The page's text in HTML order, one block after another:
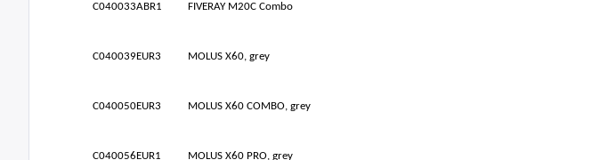
C040033ABR1 FIVERAY M20C Combo
C040039EUR3 MOLUS X60, grey
C040050EUR3 MOLUS X60 COMBO, grey
C040056EUR1 MOLUS X60 PRO, grey